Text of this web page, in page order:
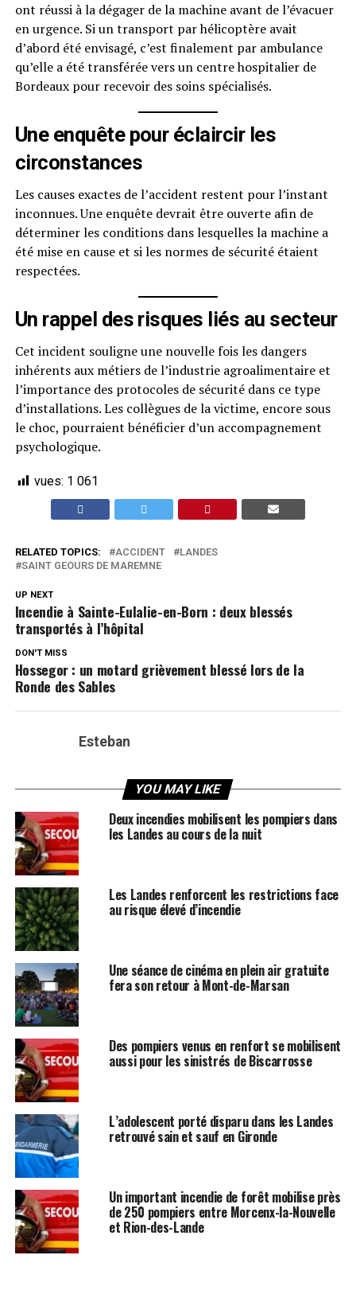
ont réussi à la dégager de la machine avant de l’évacuer
en urgence. Si un transport par hélicoptère avait
d’abord été envisagé, c’est finalement par ambulance
qu’elle a été transférée vers un centre hospitalier de
Bordeaux pour recevoir des soins spécialisés.
Une enquête pour éclaircir les
circonstances
Les causes exactes de l’accident restent pour l’instant
inconnues. Une enquête devrait être ouverte afin de
déterminer les conditions dans lesquelles la machine a
été mise en cause et si les normes de sécurité étaient
respectées.
Un rappel des risques liés au secteur
Cet incident souligne une nouvelle fois les dangers
inhérents aux métiers de l’industrie agroalimentaire et
l’importance des protocoles de sécurité dans ce type
d’installations. Les collègues de la victime, encore sous
le choc, pourraient bénéficier d’un accompagnement
psychologique.
vues: 1 061
RELATED TOPICS: ACCIDENT
LANDES
SAINT GEOURS DE MAREMNE
UP NEXT
Incendie à Sainte-Eulalie-en-Born : deux blessés
transportés à l’hôpital
DON'T MISS
Hossegor : un motard grièvement blessé lors de la
Ronde des Sables
Esteban
YOU MAY LIKE
Deux incendies mobilisent les pompiers dans
les Landes au cours de la nuit
Les Landes renforcent les restrictions face
au risque élevé d’incendie
Une séance de cinéma en plein air gratuite
fera son retour à Mont-de-Marsan
Des pompiers venus en renfort se mobilisent
aussi pour les sinistrés de Biscarrosse
L’adolescent porté disparu dans les Landes
retrouvé sain et sauf en Gironde
Un important incendie de forêt mobilise près
de 250 pompiers entre Morcenx-la-Nouvelle
et Rion-des-Lande